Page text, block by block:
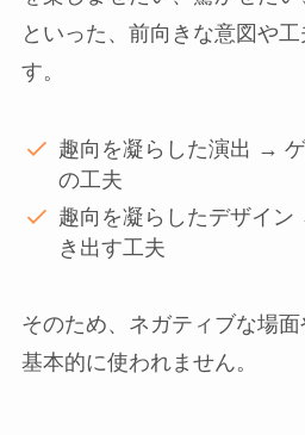
といった、前向きな意図や
す。
趣向を凝らした演出 →
の工夫
趣向を凝らしたデザイン
き出す工夫
そのため、ネガティブな場
基本的に使われません。